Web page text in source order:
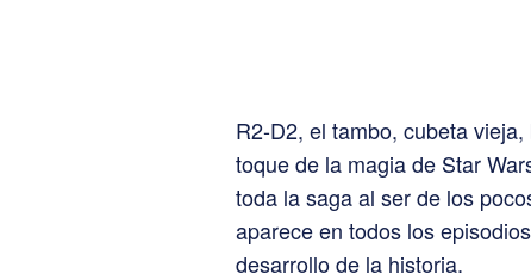
R2-D2, el tambo, cubeta
toque de la magia de Star
toda la saga al ser de los
aparece en todos los
desarrollo de la historia.